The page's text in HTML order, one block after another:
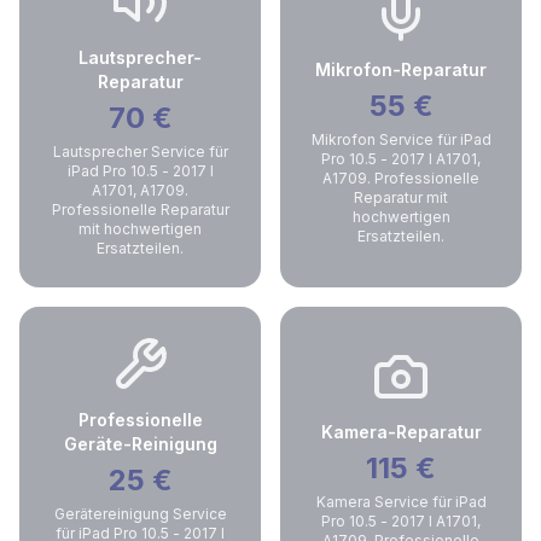
Lautsprecher-
Reparatur
70 €
Lautsprecher Service für
iPad Pro 10.5 - 2017 I
A1701, A1709.
Professionelle Reparatur
mit hochwertigen
Ersatzteilen.
Mikrofon-Reparatur
55 €
Mikrofon Service für iPad
Pro 10.5 - 2017 I A1701,
A1709. Professionelle
Reparatur mit
hochwertigen
Ersatzteilen.
Professionelle
Geräte-Reinigung
25 €
Gerätereinigung Service
für iPad Pro 10.5 - 2017 I
Kamera-Reparatur
115 €
Kamera Service für iPad
Pro 10.5 - 2017 I A1701,